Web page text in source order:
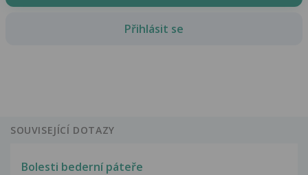
Přihlásit se
SOUVISEJÍCÍ DOTAZY
Bolesti bederní páteře